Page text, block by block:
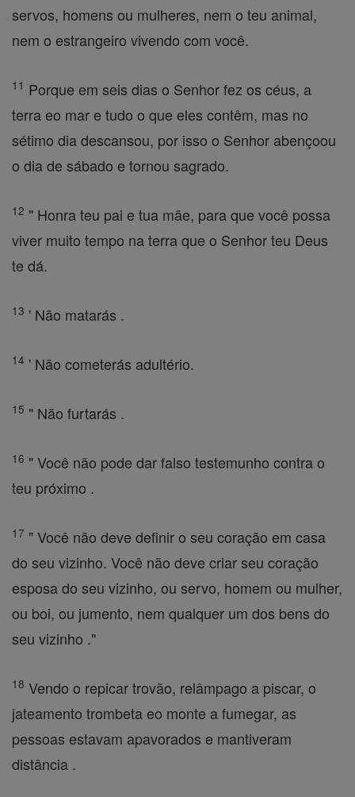
servos, homens ou mulheres, nem o teu animal,
nem o estrangeiro vivendo com você.
11 Porque em seis dias o Senhor fez os céus, a
terra eo mar e tudo o que eles contêm, mas no
sétimo dia descansou, por isso o Senhor abençoou
o dia de sábado e tornou sagrado.
12 " Honra teu pai e tua mãe, para que você possa
viver muito tempo na terra que o Senhor teu Deus
te dá.
13 ' Não matarás .
14 ' Não cometerás adultério.
15 " Não furtarás .
16 " Você não pode dar falso testemunho contra o
teu próximo .
17 " Você não deve definir o seu coração em casa
do seu vizinho. Você não deve criar seu coração
esposa do seu vizinho, ou servo, homem ou mulher,
ou boi, ou jumento, nem qualquer um dos bens do
seu vizinho ."
18 Vendo o repicar trovão, relâmpago a piscar, o
jateamento trombeta eo monte a fumegar, as
pessoas estavam apavorados e mantiveram
distância .